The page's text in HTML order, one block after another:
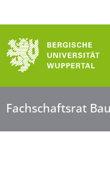
Fachschaftsrat